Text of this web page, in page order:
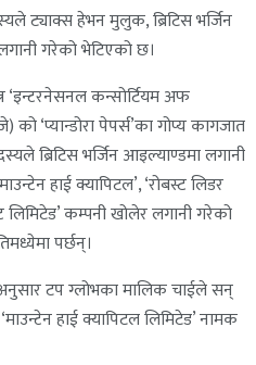
ट्याक्स हेभन मुलुक, ब्रिटिस भर्जिन
गरेको भेटिएको छ।
‘इन्टरनेसनल कन्सोर्टियम अफ
‘प्यान्डोरा पेपर्स’का गोप्य कागजात
ब्रिटिस भर्जिन आइल्याण्डमा लगानी
हाई क्यापिटल’, ‘रोबस्ट लिडर
लिमिटेड’ कम्पनी खोलेर लगानी गरेको
पर्छन्।
टप ग्लोभका मालिक चाईले सन्
हाई क्यापिटल लिमिटेड’ नामक